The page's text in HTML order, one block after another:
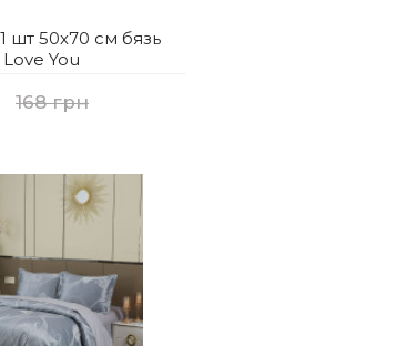
шт 50x70 см бязь
Love You
168 грн